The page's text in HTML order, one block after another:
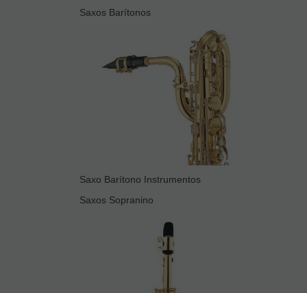
Saxos Barítonos
Saxo Barítono Instrumentos
Saxos Sopranino